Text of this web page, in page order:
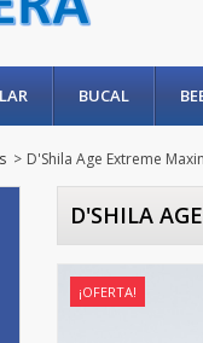
BUCAL
> D'Shila Age Extreme
D'SHILA
¡OFERTA!